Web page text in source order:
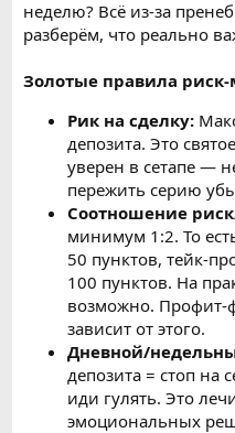
неделю? Всё из-за
разберём, что реально
Золотые правила
Рик на сделку:
депозита. Это
уверен в сетапе —
пережить серию
Соотношение
минимум 1:2. То
50 пунктов, тейк-
100 пунктов. На
возможно. Профит-
зависит от этого.
Дневной/
депозита = стоп на
иди гулять. Это
эмоциональных